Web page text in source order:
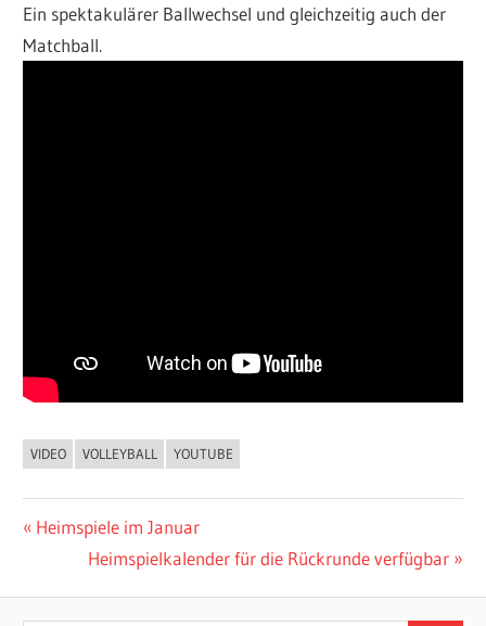
Ein spektakulärer Ballwechsel und gleichzeitig auch der
Matchball.
ALLGEMEIN
VIDEO VOLLEYBALL YOUTUBE
Beitragsnavigation
Vorheriger
Beitrag:
Heimspiele im Januar
Nächster
Heimspielkalender für die Rückrunde verfügbar